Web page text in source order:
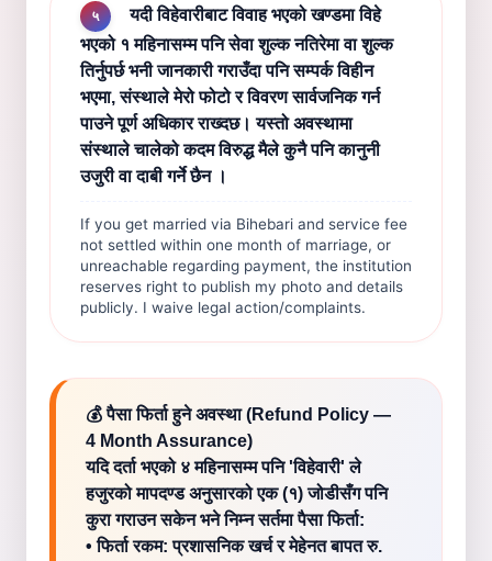
५
यदी विहेवारीबाट विवाह भएको खण्डमा विहे
भएको १ महिनासम्म पनि सेवा शुल्क नतिरेमा वा शुल्क
तिर्नुपर्छ भनी जानकारी गराउँदा पनि सम्पर्क विहीन
भएमा, संस्थाले मेरो फोटो र विवरण सार्वजनिक गर्न
पाउने पूर्ण अधिकार राख्दछ। यस्तो अवस्थामा
संस्थाले चालेको कदम विरुद्ध मैले कुनै पनि कानुनी
उजुरी वा दाबी गर्ने छैन ।
If you get married via Bihebari and service fee
not settled within one month of marriage, or
unreachable regarding payment, the institution
reserves right to publish my photo and details
publicly. I waive legal action/complaints.
💰 पैसा फिर्ता हुने अवस्था (Refund Policy —
4 Month Assurance)
यदि दर्ता भएको ४ महिनासम्म पनि 'विहेवारी' ले
हजुरको मापदण्ड अनुसारको एक (१) जोडीसँग पनि
कुरा गराउन सकेन भने निम्न सर्तमा पैसा फिर्ता:
• फिर्ता रकम: प्रशासनिक खर्च र मेहेनत बापत रु.